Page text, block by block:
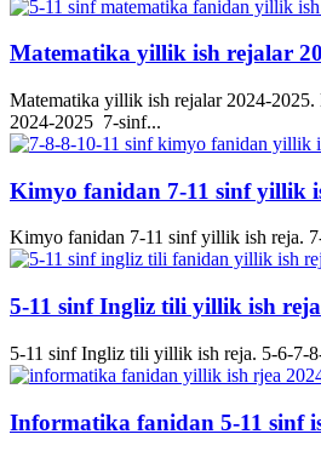
Matematika yillik ish rejalar
Matematika yillik ish rejalar 2024-
2024-2025 7-sinf...
Kimyo fanidan 7-11 sinf yillik
Kimyo fanidan 7-11 sinf yillik ish reja.
5-11 sinf Ingliz tili yillik ish reja
5-11 sinf Ingliz tili yillik ish reja. 5-6-7-
Informatika fanidan 5-11 sinf